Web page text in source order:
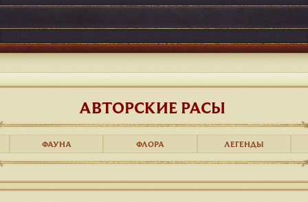
АВТОРСКИЕ РАСЫ
ФАУНА ФЛОРА ЛЕГЕНДЫ